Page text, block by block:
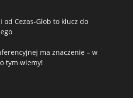
od Cezas-Glob to klucz do
ma znaczenie – w
tym wiemy!